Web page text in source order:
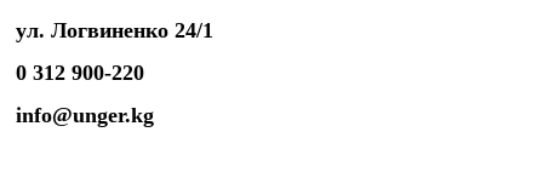
ул. Логвиненко 24/1
0 312 900-220
info@unger.kg